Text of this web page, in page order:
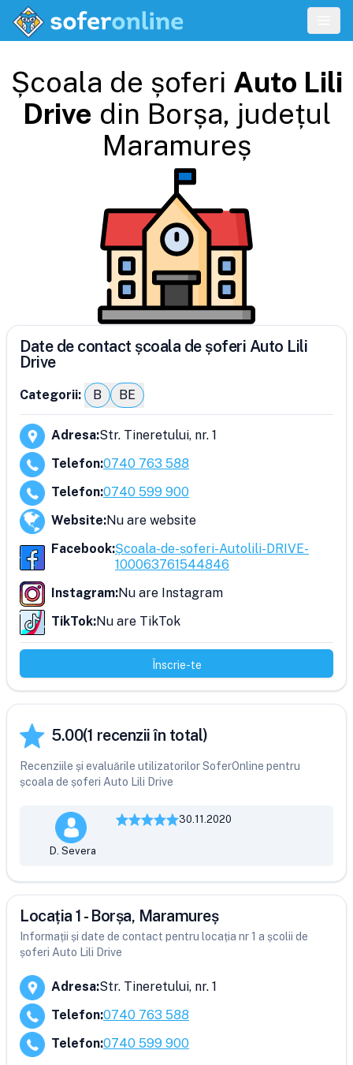
Școala de șoferi Auto Lili
Drive din Borșa, județul
Maramureș
Date de contact școala de șoferi Auto Lili
Drive
Categorii: B BE
Adresa:Str. Tineretului, nr. 1
Telefon:0740 763 588
Telefon:0740 599 900
Website:Nu are website
Facebook:Școala-de-șoferi-Autolili-DRIVE-
100063761544846
Instagram:Nu are Instagram
TikTok:Nu are TikTok
Înscrie-te
5.00(1 recenzii în total)
Recenziile și evaluările utilizatorilor SoferOnline pentru
școala de șoferi Auto Lili Drive
D. Severa
30.11.2020
Locația 1 - Borșa, Maramureș
Informații și date de contact pentru locația nr 1 a școlii de
șoferi Auto Lili Drive
Adresa:Str. Tineretului, nr. 1
Telefon:0740 763 588
Telefon:0740 599 900